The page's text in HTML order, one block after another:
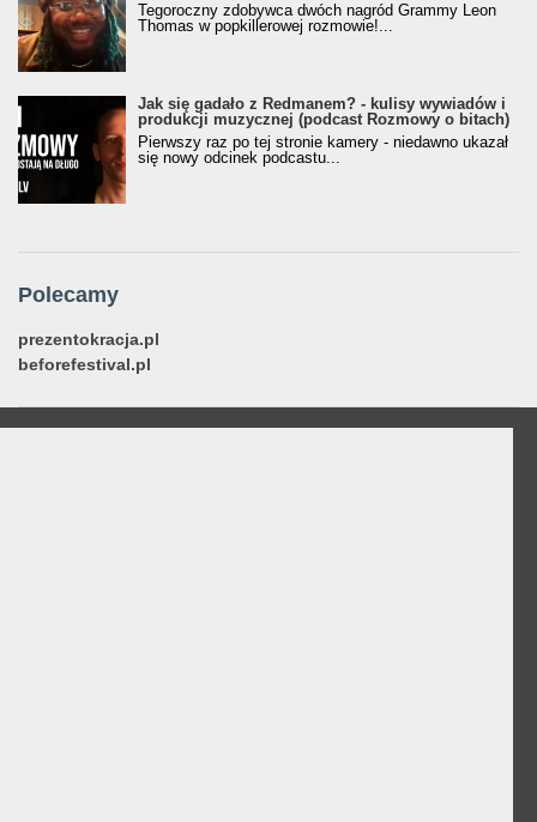
Tegoroczny zdobywca dwóch nagród Grammy Leon
Thomas w popkillerowej rozmowie!...
Jak się gadało z Redmanem? - kulisy wywiadów i
produkcji muzycznej (podcast Rozmowy o bitach)
Pierwszy raz po tej stronie kamery - niedawno ukazał
się nowy odcinek podcastu...
Polecamy
prezentokracja.pl
beforefestival.pl